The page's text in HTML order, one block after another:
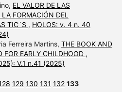
EL VALOR DE LAS
FORMACIÓN DEL
TIC´S , HOLOS: v. 4 n. 40
Ferreira Martins, THE BOOK AND
FOR EARLY CHILDHOOD ,
V.1 n.41 (2025)
129 130 131 132 133